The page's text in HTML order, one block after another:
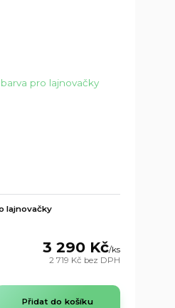
lajnovačky
3 290 Kč/ks
2 719 Kč bez DPH
Přidat do košíku